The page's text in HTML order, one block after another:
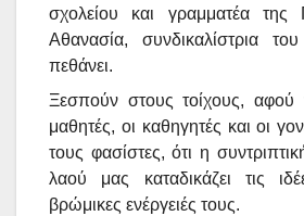
σχολείου και γραμματέα
Αθανασία, συνδικαλίστρια
πεθάνει.
Ξεσπούν στους τοίχους, αφού
μαθητές, οι καθηγητές και οι
τους φασίστες, ότι η
λαού μας καταδικάζει τις
βρώμικες ενέργειές τους.